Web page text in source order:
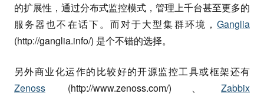
的扩展性，通过分布式监控模式，管理上千台甚至更多的
服务器也不在话下。而对于大型集群环境， Ganglia
(http://ganglia.info/) 是个不错的选择。
另外商业化运作的比较好的开源监控工具或框架还有
Zenoss (http://www.zenoss.com/)、 Zabbix